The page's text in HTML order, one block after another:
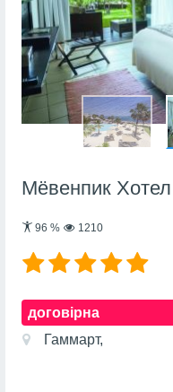
Мёвенпик
96 % 1210
договірна
Гаммарт,